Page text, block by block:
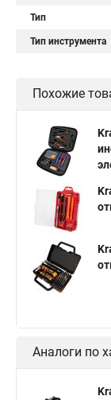
Тип
Тип инструмента
Похожие
Аналоги по